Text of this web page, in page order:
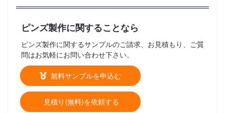
ピンズ製作に関することなら
ピンズ製作に関するサンプルのご請求、お見積もり、ご質
問はお気軽にお問い合わせ下さい。
無料サンプルを申込む
見積り(無料)を依頼する